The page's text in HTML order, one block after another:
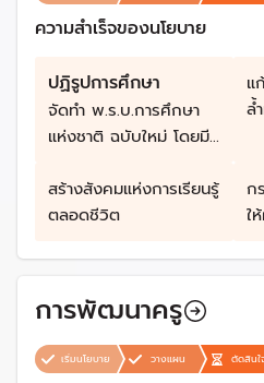
ความสำเร็จของนโยบาย
ปฏิรูปการศึกษา
จัดทำ พ.ร.บ.การศึกษา
แห่งชาติ ฉบับใหม่ โดยมี
แ
ล้
สร้างสังคมแห่งการเรียนรู้
ตลอดชีวิต
ก
ใ
การพัฒนาครู
เริ่มนโยบาย วางแผน ตัดสินใ